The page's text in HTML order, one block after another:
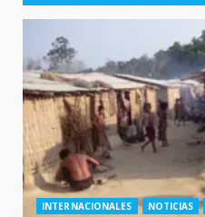
INTERNACIONALES NOTICIAS